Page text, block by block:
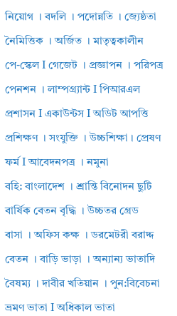
নিয়োগ । বদলি । পদোন্নতি । জ্যেষ্ঠতা
নৈমিত্তিক । অর্জিত । মাতৃত্বকালীন
পে-স্কেল I গেজেট । প্রজ্ঞাপন । পরিপত্র
পেনশন । লাম্পগ্র্যান্ট I পিআরএল
প্রশাসন I একাউন্টস I অডিট আপত্তি
প্রশিক্ষণ । সংযুক্তি । উচ্চশিক্ষা। প্রেষণ
ফর্ম I আবেদনপত্র । নমুনা
বহি: বাংলাদেশ । শ্রান্তি বিনোদন ছুটি
বার্ষিক বেতন বৃদ্ধি । উচ্চতর গ্রেড
বাসা । অফিস কক্ষ । ডরমেটরী বরাদ্দ
বেতন । বাড়ি ভাড়া । অন্যান্য ভাতাদি
বৈষম্য । দাবীর খতিয়ান । পুন:বিবেচনা
ভ্রমণ ভাতা I অধিকাল ভাতা